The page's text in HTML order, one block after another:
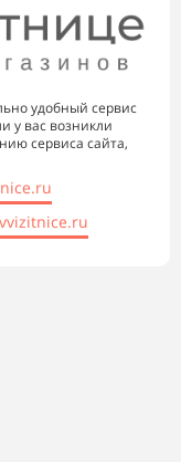
удобный сервис
у вас возникли
сервиса сайта,